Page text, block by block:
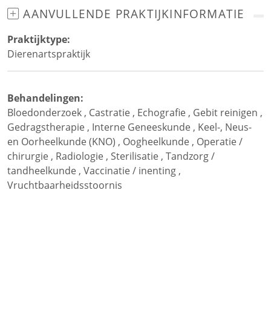
AANVULLENDE PRAKTIJKINFORMATIE
Praktijktype:
Dierenartspraktijk
Behandelingen:
Bloedonderzoek , Castratie , Echografie , Gebit reinigen ,
Gedragstherapie , Interne Geneeskunde , Keel-, Neus-
en Oorheelkunde (KNO) , Oogheelkunde , Operatie /
chirurgie , Radiologie , Sterilisatie , Tandzorg /
tandheelkunde , Vaccinatie / inenting ,
Vruchtbaarheidsstoornis